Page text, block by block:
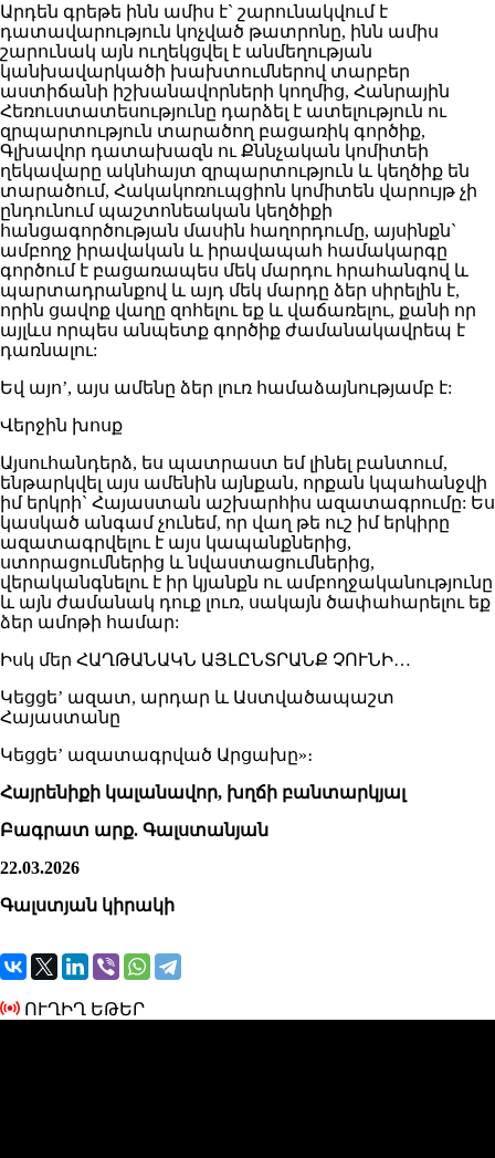
Արդեն գրեթե ինն ամիս է` շարունակվում է
դատավարություն կոչված թատրոնը, ինն ամիս
շարունակ այն ուղեկցվել է անմեղության
կանխավարկածի խախտումներով տարբեր
աստիճանի իշխանավորների կողմից, Հանրային
Հեռուստատեսությունը դարձել է ատելություն ու
զրպարտություն տարածող բացառիկ գործիք,
Գլխավոր դատախազն ու Քննչական կոմիտեի
ղեկավարը ակնհայտ զրպարտություն և կեղծիք են
տարածում, Հակակոռուպցիոն կոմիտեն վարույթ չի
ընդունում պաշտոնեական կեղծիքի
հանցագործության մասին հաղորդումը, այսինքն`
ամբողջ իրավական և իրավապահ համակարգը
գործում է բացառապես մեկ մարդու հրահանգով և
պարտադրանքով և այդ մեկ մարդը ձեր սիրելին է,
որին ցավոք վաղը զոհելու եք և վաճառելու, քանի որ
այլևս որպես անպետք գործիք ժամանակավրեպ է
դառնալու:
Եվ այո’, այս ամենը ձեր լուռ համաձայնությամբ է:
Վերջին խոսք
Այսուհանդերձ, ես պատրաստ եմ լինել բանտում,
ենթարկվել այս ամենին այնքան, որքան կպահանջվի
իմ երկրի` Հայաստան աշխարհիս ազատագրումը: Ես
կասկած անգամ չունեմ, որ վաղ թե ուշ իմ երկիրը
ազատագրվելու է այս կապանքներից,
ստորացումներից և նվաստացումներից,
վերականգնելու է իր կյանքն ու ամբողջականությունը
և այն ժամանակ դուք լուռ, սակայն ծափահարելու եք
ձեր ամոթի համար:
Իսկ մեր ՀԱՂԹԱՆԱԿՆ ԱՅԼԸՆՏՐԱՆՔ ՉՈՒՆԻ…
Կեցցե’ ազատ, արդար և Աստվածապաշտ
Հայաստանը
Կեցցե’ ազատագրված Արցախը»։
Հայրենիքի կալանավոր, խղճի բանտարկյալ
Բագրատ արք. Գալստանյան
22.03.2026
Գալստյան կիրակի
ՈՒՂԻՂ ԵԹԵՐ